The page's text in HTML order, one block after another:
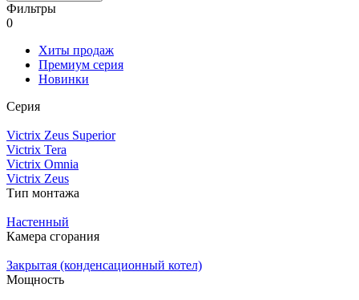
Фильтры
0
Хиты продаж
Премиум серия
Новинки
Серия
Victrix Zeus Superior
Victrix Tera
Victrix Omnia
Victrix Zeus
Тип монтажа
Настенный
Камера сгорания
Закрытая (конденсационный котел)
Мощность